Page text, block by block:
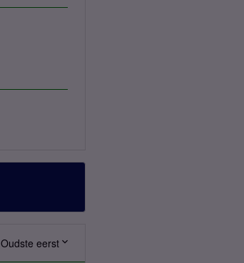
Oudste eerst